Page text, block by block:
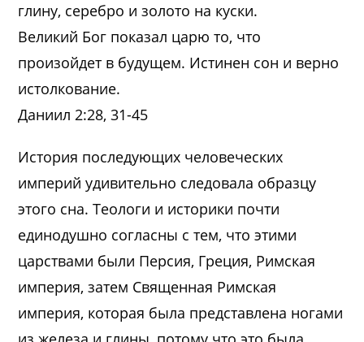
глину, серебро и золото на куски.
Великий Бог показал царю то, что
произойдет в будущем. Истинен сон и верно
истолкование.
Даниил 2:28, 31-45
История последующих человеческих
империй удивительно следовала образцу
этого сна. Теологи и историки почти
единодушно согласны с тем, что этими
царствами были Персия, Греция, Римская
империя, затем Священная Римская
империя, которая была представлена ногами